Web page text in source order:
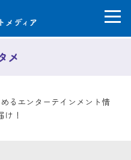
メ
るエンターテインメント情
け！